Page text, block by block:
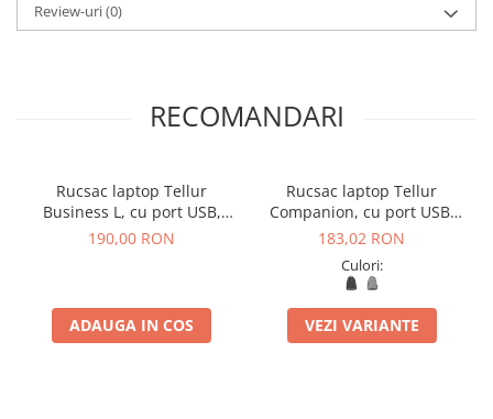
Review-uri(0)
RECOMANDARI
Rucsac laptop Tellur
Business L, cu port USB,
17.3", negru
190,00 RON
ADAUGA IN COS
Rucsac laptop Tellur
Companion, cu port USB,
15.6"
183,02 RON
Culori:
VEZI VARIANTE